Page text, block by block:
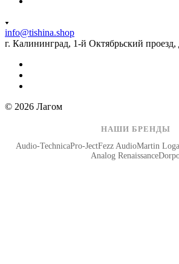
info@tishina.shop
г. Калининград, 1-й Октябрьский проезд,
© 2026 Лагом
НАШИ БРЕНДЫ
Audio-TechnicaPro-JectFezz AudioMartin
Analog Renaissance